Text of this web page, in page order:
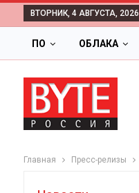
ВТОРНИК, 4 АВГУСТА, 2026
ПО ОБЛАКА
Главная Пресс-релизы